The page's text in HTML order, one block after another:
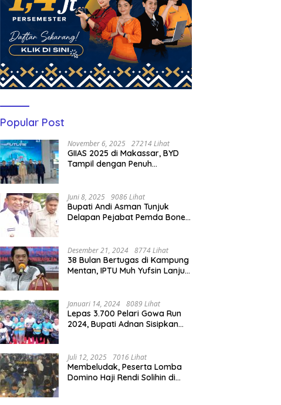
Popular Post
November 6, 2025 27214 Lihat
GIIAS 2025 di Makassar, BYD
Tampil dengan Penuh
Juni 8, 2025 9086 Lihat
Bupati Andi Asman Tunjuk
Delapan Pejabat Pemda Bone
Desember 21, 2024 8774 Lihat
38 Bulan Bertugas di Kampung
Mentan, IPTU Muh Yufsin Lanjut
Januari 14, 2024 8089 Lihat
Lepas 3.700 Pelari Gowa Run
2024, Bupati Adnan Sisipkan
Juli 12, 2025 7016 Lihat
Membeludak, Peserta Lomba
Domino Haji Rendi Solihin di